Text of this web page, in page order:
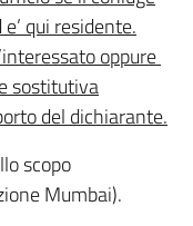
qui residente.
oppure
sostitutiva
del dichiarante.
scopo
Mumbai).